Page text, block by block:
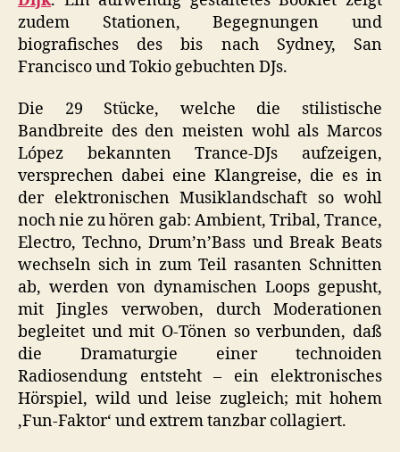
zudem Stationen, Begegnungen und
biografisches des bis nach Sydney, San
Francisco und Tokio gebuchten DJs.
Die 29 Stücke, welche die stilistische
Bandbreite des den meisten wohl als Marcos
López bekannten Trance-DJs aufzeigen,
versprechen dabei eine Klangreise, die es in
der elektronischen Musiklandschaft so wohl
noch nie zu hören gab: Ambient, Tribal, Trance,
Electro, Techno, Drum’n’Bass und Break Beats
wechseln sich in zum Teil rasanten Schnitten
ab, werden von dynamischen Loops gepusht,
mit Jingles verwoben, durch Moderationen
begleitet und mit O-Tönen so verbunden, daß
die Dramaturgie einer technoiden
Radiosendung entsteht – ein elektronisches
Hörspiel, wild und leise zugleich; mit hohem
‚Fun-Faktor‘ und extrem tanzbar collagiert.